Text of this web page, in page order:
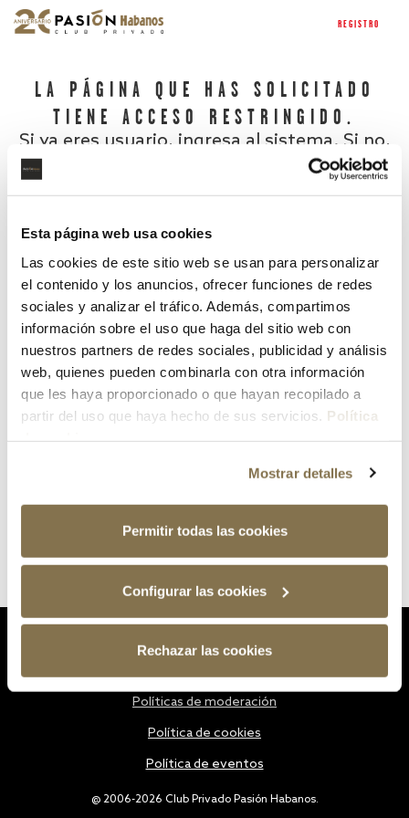
Esta página web usa cookies
Las cookies de este sitio web se usan para personalizar
el contenido y los anuncios, ofrecer funciones de redes
sociales y analizar el tráfico. Además, compartimos
información sobre el uso que haga del sitio web con
nuestros partners de redes sociales, publicidad y análisis
web, quienes pueden combinarla con otra información
que les haya proporcionado o que hayan recopilado a
partir del uso que haya hecho de sus servicios. Política
Mostrar detalles
Permitir todas las cookies
Configurar las cookies
Rechazar las cookies
REGISTRO
LA PÁGINA QUE HAS SOLICITADO
TIENE ACCESO RESTRINGIDO.
Si ya eres usuario, ingresa al sistema. Si no,
¿Has olvidado tu contraseña?
@ 2006-2026 Club Privado Pasión Habanos.
Políticas de moderación
Política de cookies
Política de eventos